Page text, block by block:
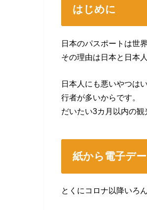
はじめに
日本のパスポートは世
その理由は日本と日本
日本人にも悪いやつは
行者が多いからです。
だいたい3カ月以内の観
紙から電子デ
とくにコロナ以降いろ